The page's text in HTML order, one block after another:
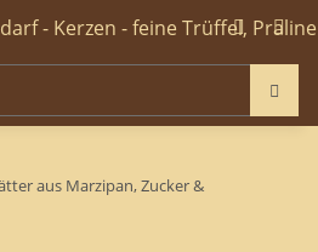
aus Marzipan, Zucker &